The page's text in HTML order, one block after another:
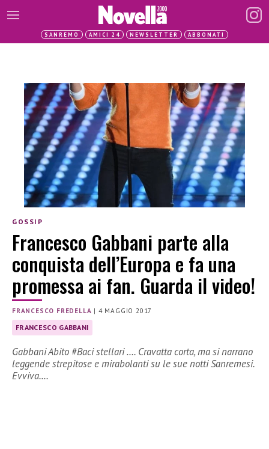
SANREMO AMICI 24 NEWSLETTER ABBONATI
GOSSIP
Francesco Gabbani parte alla
conquista dell’Europa e fa una
promessa ai fan. Guarda il video!
FRANCESCO FREDELLA | 4 MAGGIO 2017
FRANCESCO GABBANI
Gabbani Abito #Baci stellari …. Cravatta corta, ma si narrano
leggende strepitose e mirabolanti su le sue notti Sanremesi.
Evviva.…